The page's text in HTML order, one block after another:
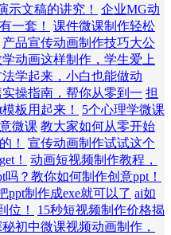
示文稿的讲究！
企业MG动
一套！
课件微课制作轻松
产品宣传动画制作技巧大公
动画这样制作，学生爱上
学起来，小白也能做动
操指南，帮你从零到一 担
板用起来！
5个心理学微课
微课 教大家如何从零开始
！
宣传动画制作试试这个
！
动画短视频制作教程，
？教你如何制作创意ppt！
ppt制作成exe就可以了 ai如
位！
15秒短视频制作价格揭
初中微课视频动画制作，